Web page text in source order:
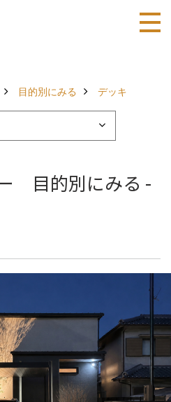
目的別にみる デッキ
目的別にみる -